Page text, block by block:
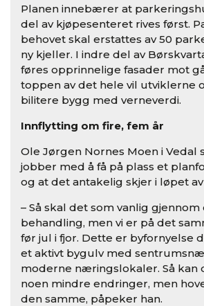
Planen innebærer at
del av kjøpesenteret rives først.
behovet skal erstattes av 50
ny kjeller. I indre del av
føres opprinnelige fasader mot
toppen av det hele vil utviklerne
bilitere bygg med verneverdi.
Innflytting om fire, fem år
Ole­ Jørgen Nornes­ Moen i Vedal
jobber med å få på plass et
og at det antakelig skjer i løpet
– Så skal det som vanlig gjennom
behandling, men vi er på det
før jul i fjor. Dette er byfornyelse
et aktivt bygulv med
moderne næringslokaler. Så kan
noen mindre endringer, men
den samme, påpeker han.